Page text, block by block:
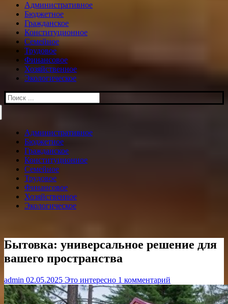
Административное
Бюджетное
Гражданское
Конституционное
Семейное
Трудовое
Финансовое
Хозяйственное
Экологическое
Искать:
Административное
Бюджетное
Гражданское
Конституционное
Семейное
Трудовое
Финансовое
Хозяйственное
Экологическое
Бытовка: универсальное решение для
вашего пространства
admin 02.05.2025 Это интересно 1 комментарий